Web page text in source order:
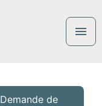
menu
Demande de